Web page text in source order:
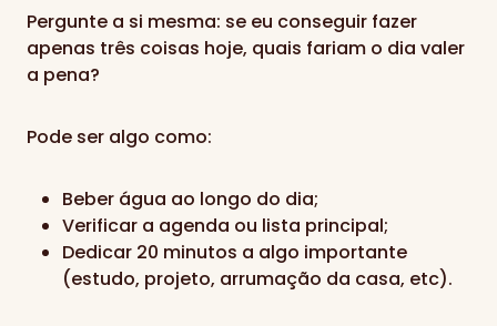
Pergunte a si mesma: se eu conseguir fazer
apenas três coisas hoje, quais fariam o dia valer
a pena?
Pode ser algo como:
Beber água ao longo do dia;
Verificar a agenda ou lista principal;
Dedicar 20 minutos a algo importante
(estudo, projeto, arrumação da casa, etc).